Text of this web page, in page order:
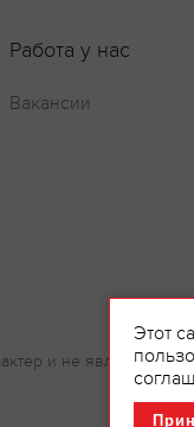
Работа у нас
Вакансии
и не являются
Этот